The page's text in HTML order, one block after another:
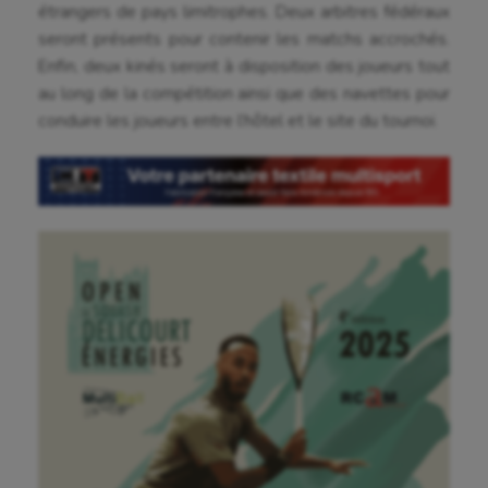
Ballon au poing
Billard
Boules lyonnaises
Canoë-kayak
Cheerleading
Course à pied
Cyclisme
Danse
étrangers de pays limitrophes. Deux arbitres fédéraux
seront présents pour contenir les matchs accrochés.
Enfin, deux kinés seront à disposition des joueurs tout
au long de la compétition ainsi que des navettes pour
conduire les joueurs entre l’hôtel et le site du tournoi.